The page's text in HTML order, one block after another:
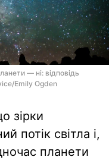
— ні: відповідь
Emily Ogden
зірки
потік світла і,
планети